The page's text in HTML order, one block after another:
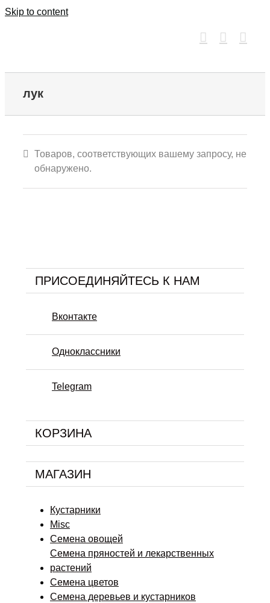
Skip to content
лук
Товаров, соответствующих вашему запросу, не
обнаружено.
ПРИСОЕДИНЯЙТЕСЬ К НАМ
Вконтакте
Одноклассники
Telegram
КОРЗИНА
МАГАЗИН
Кустарники
Misc
Семена овощей
Семена пряностей и лекарственных
растений
Семена цветов
Семена деревьев и кустарников